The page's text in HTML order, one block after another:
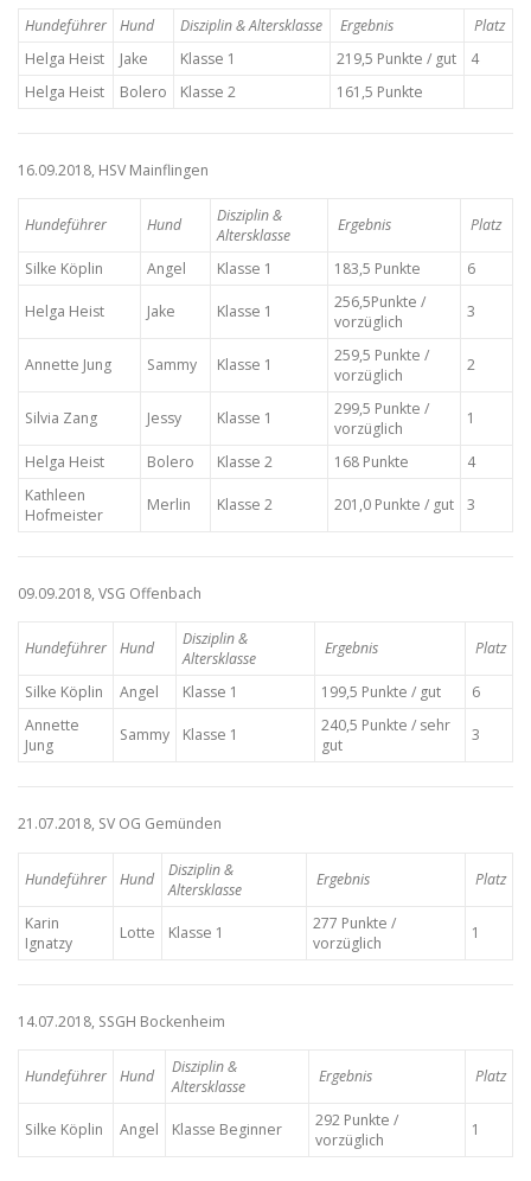
Hundeführer Hund Disziplin & Altersklasse Ergebnis
Platz
Helga Heist
Jake Klasse 1 219,5 Punkte / gut
4
Helga Heist
Bolero Klasse 2 161,5 Punkte
16.09.2018, HSV Mainflingen
Hundeführer Hund
Disziplin &
Altersklasse
Ergebnis Platz
Silke Köplin Angel Klasse 1 183,5 Punkte 6
Helga Heist Jake Klasse 1
256,5Punkte /
vorzüglich
3
Annette Jung Sammy Klasse 1
259,5 Punkte /
vorzüglich
2
Silvia Zang Jessy Klasse 1
299,5 Punkte /
vorzüglich
1
Helga Heist Bolero Klasse 2 168 Punkte
4
Kathleen
Hofmeister
Merlin Klasse 2 201,0 Punkte / gut 3
09.09.2018, VSG Offenbach
Hundeführer Hund
Disziplin &
Altersklasse
Ergebnis Platz
Silke Köplin Angel Klasse 1 199,5 Punkte / gut
6
Annette
Jung
Sammy Klasse 1
240,5 Punkte / sehr
gut
3
21.07.2018, SV OG Gemünden
Hundeführer Hund
Disziplin &
Altersklasse
Ergebnis Platz
Karin
Ignatzy
Lotte Klasse 1
277 Punkte /
vorzüglich
1
14.07.2018, SSGH Bockenheim
Hundeführer Hund
Disziplin &
Altersklasse
Ergebnis Platz
Silke Köplin Angel Klasse Beginner
292 Punkte /
vorzüglich
1